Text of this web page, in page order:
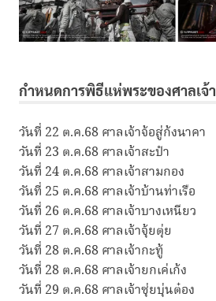
กำหนดการพิธีแห่พระของศาลเจ้า
วันที่ 22 ต.ค.68 ศาลเจ้าจ้อสู่ก้งนาคา
วันที่ 23 ต.ค.68 ศาลเจ้าสะปำ
วันที่ 24 ต.ค.68 ศาลเจ้าสามกอง
วันที่ 25 ต.ค.68 ศาลเจ้าบ้านท่าเรือ
วันที่ 26 ต.ค.68 ศาลเจ้าบางเหนียว
วันที่ 27 ต.ค.68 ศาลเจ้าจุ้ยตุ่ย
วันที่ 28 ต.ค.68 ศาลเจ้ากะทู้
วันที่ 28 ต.ค.68 ศาลเจ้ายกเค่เก้ง
วันที่ 29 ต.ค.68 ศาลเจ้าซุ่ยบุ่นต๋อง